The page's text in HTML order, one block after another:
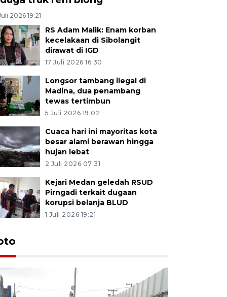
2026 19:21
RS Adam Malik: Enam korban
kecelakaan di Sibolangit
dirawat di IGD
17 Juli 2026 16:30
Longsor tambang ilegal di
Madina, dua penambang
tewas tertimbun
5 Juli 2026 19:02
Cuaca hari ini mayoritas kota
besar alami berawan hingga
hujan lebat
2 Juli 2026 07:31
Kejari Medan geledah RSUD
Pirngadi terkait dugaan
korupsi belanja BLUD
1 Juli 2026 19:21